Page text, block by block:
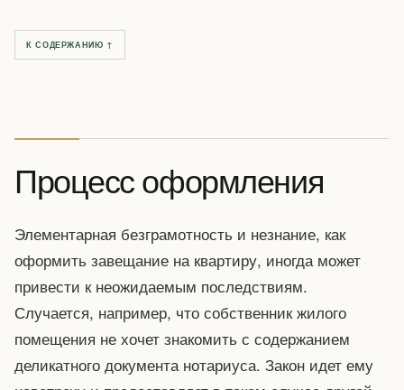
К СОДЕРЖАНИЮ ↑
Процесс оформления
Элементарная безграмотность и незнание, как
оформить завещание на квартиру, иногда может
привести к неожидаемым последствиям.
Случается, например, что собственник жилого
помещения не хочет знакомить с содержанием
деликатного документа нотариуса. Закон идет ему